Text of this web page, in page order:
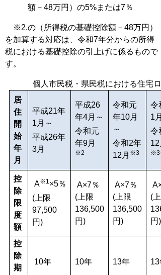
額－48万円）の5%または7％
※2.の（所得税の基礎控除額－48万円）
を加算する対応は、令和7年分からの所得
税における基礎控除の引上げに係るもので
す。
個人市民税・県民税における住宅ロ
居
住
開
始
年
月
平成21年
1月～
平成26年
3月
平成26
年4月～
令和元
年9月
※2
令和元
年10月
～
令和2年
12月 ※3
令
1
令
12
控
除
限
度
額
A※1×5％
(上限
97,500
円)
A×7％
(上限
136,500
円)
A×7％
(上限
136,500
円)
(上
円)
控
除
期
10年 10年 13年 13